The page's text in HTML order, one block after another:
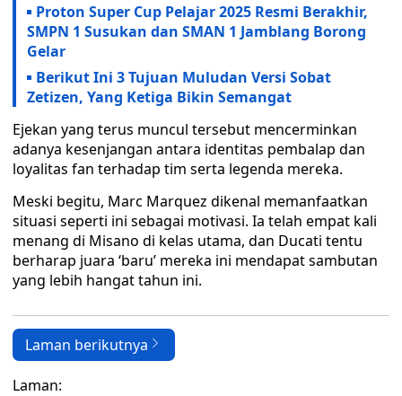
Proton Super Cup Pelajar 2025 Resmi Berakhir,
SMPN 1 Susukan dan SMAN 1 Jamblang Borong
Gelar
Berikut Ini 3 Tujuan Muludan Versi Sobat
Zetizen, Yang Ketiga Bikin Semangat
Ejekan yang terus muncul tersebut mencerminkan
adanya kesenjangan antara identitas pembalap dan
loyalitas fan terhadap tim serta legenda mereka.
Meski begitu, Marc Marquez dikenal memanfaatkan
situasi seperti ini sebagai motivasi. Ia telah empat kali
menang di Misano di kelas utama, dan Ducati tentu
berharap juara ‘baru’ mereka ini mendapat sambutan
yang lebih hangat tahun ini.
Laman berikutnya
Laman: